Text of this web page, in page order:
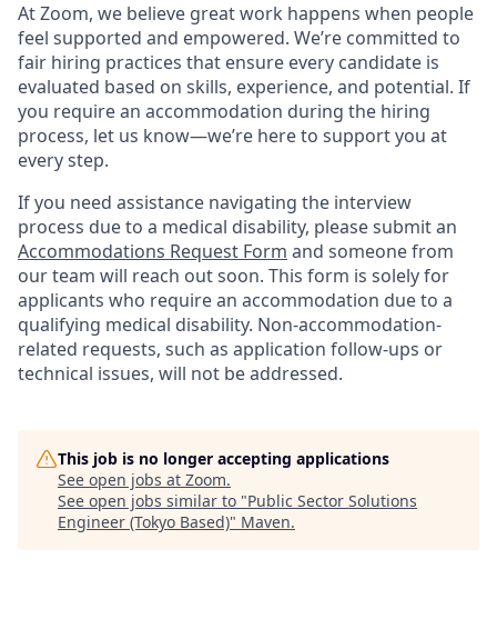
At Zoom, we believe great work happens when people
feel supported and empowered. We’re committed to
fair hiring practices that ensure every candidate is
evaluated based on skills, experience, and potential. If
you require an accommodation during the hiring
process, let us know—we’re here to support you at
every step.
If you need assistance navigating the interview
process due to a medical disability, please submit an
Accommodations Request Form and someone from
our team will reach out soon. This form is solely for
applicants who require an accommodation due to a
qualifying medical disability. Non-accommodation-
related requests, such as application follow-ups or
technical issues, will not be addressed.
This job is no longer accepting applications
See open jobs at Zoom.
See open jobs similar to "Public Sector Solutions
Engineer (Tokyo Based)" Maven.